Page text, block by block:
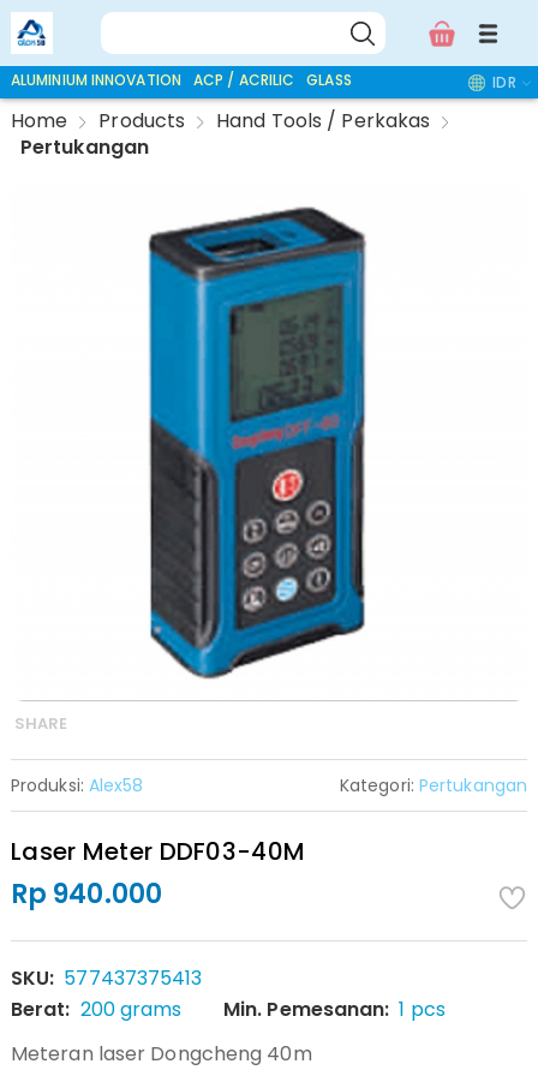
ALUMINIUM INNOVATION ACP / ACRILIC GLASS ACCESSORIES IDR
Home Products
Hand Tools / Perkakas
Pertukangan
SHARE
Produksi: Alex58 Kategori: Pertukangan
Laser Meter DDF03-40M
Rp 940.000
SKU: 577437375413
Berat: 200 grams Min. Pemesanan: 1 pcs
Meteran laser Dongcheng 40m